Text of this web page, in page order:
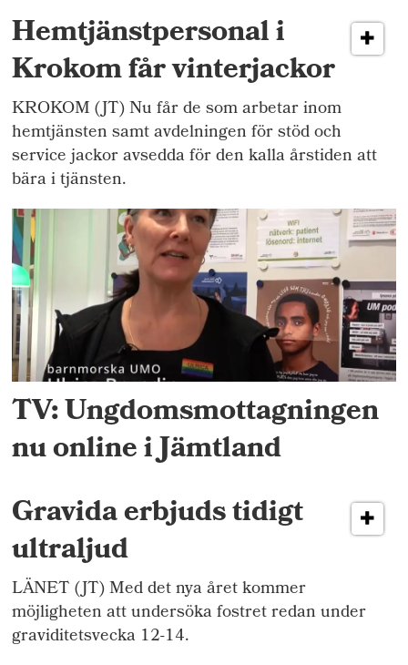
Hemtjänstpersonal i
Krokom får vinterjackor
KROKOM (JT) Nu får de som arbetar inom
hemtjänsten samt avdelningen för stöd och
service jackor avsedda för den kalla årstiden att
bära i tjänsten.
TV: Ungdomsmottagningen
nu online i Jämtland
Gravida erbjuds tidigt
ultraljud
LÄNET (JT) Med det nya året kommer
möjligheten att undersöka fostret redan under
graviditetsvecka 12-14.